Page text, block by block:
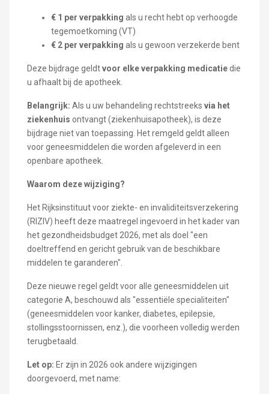
€ 1 per verpakking als u recht hebt op verhoogde
tegemoetkoming (VT)
€ 2 per verpakking als u gewoon verzekerde bent
Deze bijdrage geldtvoor elke verpakking medicatiedie
u afhaalt bij de apotheek.
Belangrijk: Als u uw behandeling rechtstreeks via het
ziekenhuis ontvangt (ziekenhuisapotheek), is deze
bijdrage niet van toepassing. Het remgeld geldt alleen
voor geneesmiddelen die worden afgeleverd in een
openbare apotheek.
Waarom deze wijziging?
Het Rijksinstituut voor ziekte- en invaliditeitsverzekering
(RIZIV) heeft deze maatregel ingevoerd in het kader van
het gezondheidsbudget 2026, met als doel "een
doeltreffend en gericht gebruik van de beschikbare
middelen te garanderen".
Deze nieuwe regel geldt voor alle geneesmiddelen uit
categorie A, beschouwd als "essentiële specialiteiten"
(geneesmiddelen voor kanker, diabetes, epilepsie,
stollingsstoornissen, enz.), die voorheen volledig werden
terugbetaald.
Let op: Er zijn in 2026 ook andere wijzigingen
doorgevoerd, met name: